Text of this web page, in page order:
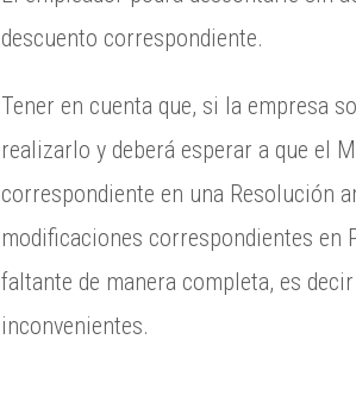
descuento correspondiente.
Tener en cuenta que, si la empresa
realizarlo y deberá esperar a que el
correspondiente en una Resolución
modificaciones correspondientes en
faltante de manera completa, es
inconvenientes.